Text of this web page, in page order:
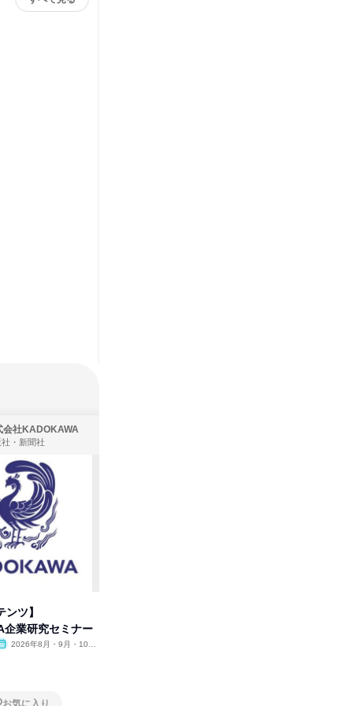
会社KADOKAWA
・新聞社
ンツ】
企業研究セミナー
2026年8月・9月・10